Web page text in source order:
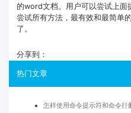
的word文档。用户可以尝试上面
尝试所有方法，最有效和最简单
了。
分享到：
热门文章
怎样使用命令提示符和命令行